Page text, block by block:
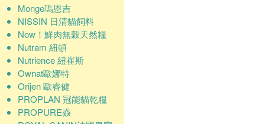
Monge瑪恩吉
NISSIN 日清貓飼料
Now！鮮肉無穀天然糧
Nutram 紐頓
Nutrience 紐崔斯
Ownat歐娜特
Orijen 歐睿健
PROPLAN 冠能貓乾糧
PROPURE猋